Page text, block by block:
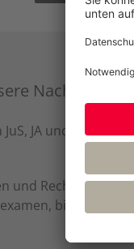
Nachwuchs-
JA und RÜ/
und
bilden